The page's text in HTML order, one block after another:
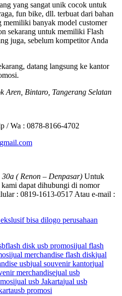
yang sangat unik cocok untuk
fun bike, dll. terbuat dari bahan
memiliki banyak model customer
sekarang untuk memiliki Flash
juga, sebelum kompetitor Anda
datang langsung ke kantor
Aren, Bintaro, Tangerang Selatan
/ Wa : 0878-8166-4702
( Renon – Denpasar) Untuk
dapat dihubungi di nomor
: 0819-1613-0517 Atau e-mail :
bisa dilogo perusahaan
flash disk usb promosijual flash
jual merchandise flash diskjual
usbjual souvenir kantorjual
merchandisejual usb
jual usb Jakartajual usb
usb promosi